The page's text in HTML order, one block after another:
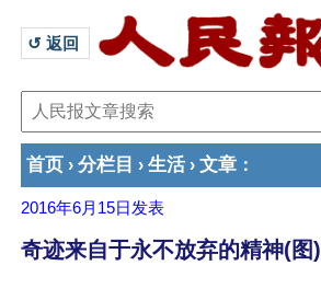
↺ 返回
首页 › 分栏目 › 生活 › 文章 ：
2016年6月15日 发表
奇迹来自于永不放弃的精神(图)